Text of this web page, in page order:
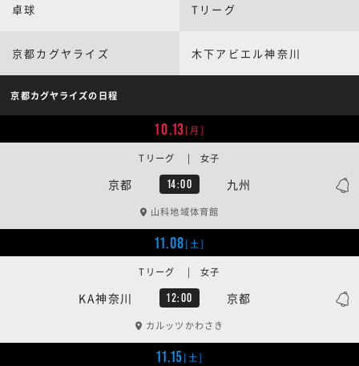
卓球 Tリーグ
京都カグヤライズ 木下アビエル神奈川
京都カグヤライズの日程
10.13[月]
京都 14:00 九州
Tリーグ | 女子
山科地域体育館
11.08[土]
KA神奈川 12:00 京都
Tリーグ | 女子
カルッツかわさき
11.15[土]